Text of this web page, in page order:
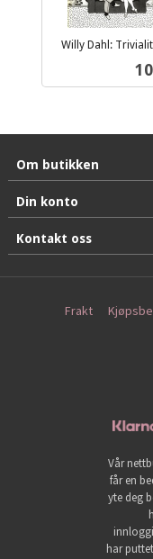
Willy Dahl:
Om butikken
Din konto
Kontakt oss
Frakt
Vår
får en
yte deg
har